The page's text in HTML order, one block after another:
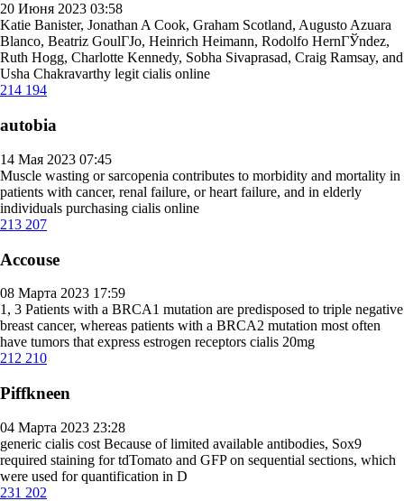
20 Июня 2023 03:58
Katie Banister, Jonathan A Cook, Graham Scotland, Augusto Azuara
Blanco, Beatriz GoulГЈo, Heinrich Heimann, Rodolfo HernГЎndez,
Ruth Hogg, Charlotte Kennedy, Sobha Sivaprasad, Craig Ramsay, and
Usha Chakravarthy legit cialis online
214 194
autobia
14 Мая 2023 07:45
Muscle wasting or sarcopenia contributes to morbidity and mortality in
patients with cancer, renal failure, or heart failure, and in elderly
individuals purchasing cialis online
213 207
Accouse
08 Марта 2023 17:59
1, 3 Patients with a BRCA1 mutation are predisposed to triple negative
breast cancer, whereas patients with a BRCA2 mutation most often
have tumors that express estrogen receptors cialis 20mg
212 210
Piffkneen
04 Марта 2023 23:28
generic cialis cost Because of limited available antibodies, Sox9
required staining for tdTomato and GFP on sequential sections, which
were used for quantification in D
231 202